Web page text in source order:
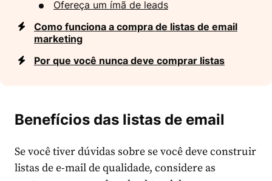
Ofereça um ímã de leads
Como funciona a compra de listas de email
marketing
Por que você nunca deve comprar listas
Benefícios das listas de email
Se você tiver dúvidas sobre se você deve construir
listas de e-mail de qualidade, considere as